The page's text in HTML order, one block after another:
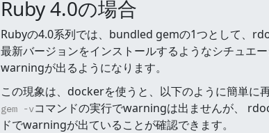
Ruby 4.0の場合
Rubyの4.0系列では、bundled gemの1つとして、
最新バージョンをインストールするようなシチュエ
warningが出るようになります。
この現象は、dockerを使うと、以下のように簡単に
gem -vコマンドの実行でwarningは出ませんが、
ドでwarningが出ていることが確認できます。